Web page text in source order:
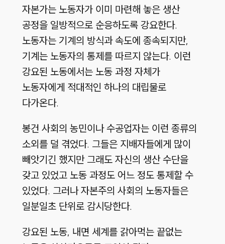
자본가는 노동자가 이미 마련해 놓은 생산
공정을 일방적으로 순응하도록 강요한다.
노동자는 기계의 방식과 속도에 종속되지만,
기계는 노동자의 통제를 따르지 않는다. 이런
강요된 노동에서는 노동 과정 자체가
노동자에게 적대적인 하나의 대립물로
다가온다.
봉건 사회의 농민이나 수공업자는 이런 종류의
소외를 덜 겪었다. 그들은 지배자들에게 많이
빼앗기긴 했지만 그래도 자신의 생산 수단을
갖고 있었고 노동 과정도 어느 정도 통제할 수
있었다. 그러나 자본주의 사회의 노동자들은
일분일초 단위로 감시당한다.
강요된 노동, 내면 세계를 갉아먹는 끝없는